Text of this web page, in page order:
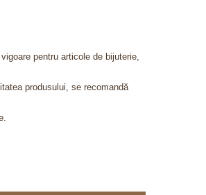
pentru articole de bijuterie,
produsului, se recomandă